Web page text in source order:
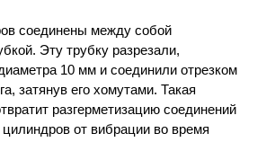
соединены между собой
Эту трубку разрезали,
10 мм и соединили отрезком
затянув его хомутами. Такая
разгерметизацию соединений
цилиндров от вибрации во время